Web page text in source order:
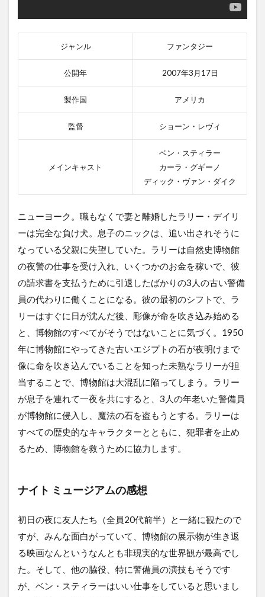
ジャンル ファンタジー
公開年 2007年3月17日
製作国 アメリカ
監督 ショーン・レヴィ
メインキャスト
ベン・スティラー
カーラ・グギーノ
ディック・ヴァン・ダイク
ニューヨーク。職もなくで妻と離婚したラリー・デイリ
ーは完全な負け犬。息子のニックは、追い出されそうに
なっている父親に失望していた。ラリーは自然史博物館
の夜警の仕事を受け入れ、いくつかのお金を稼いで、彼
の請求書を支払うために引退したばかりの3人の古い警備
員の代わりに働くことになる。彼の最初のシフトで、ラ
リーはすぐに日が沈んだ後、彫像が命を吹き込み始める
と、博物館のすべてがそうではないことに気づく。1950
年に博物館にやってきた古いエジプトの石が夜明けまで
像に命を吹き込んでいることを知った未熟なラリーが担
当することで、博物館は大混乱に陥ってしまう。ラリー
が息子を連れて一夜を共にすると、3人の年老いた警備員
が博物館に侵入し、魔法の石を盗もうとする。ラリーは
すべての歴史的なキャラクターとともに、犯罪者を止め
るため、博物館を救うために協力します。
ナイト ミュージアムの感想
初日の夜に友人たち（全員20代前半）と一緒に観たので
すが、みんな面白がっていて、博物館の展示物が生き返
る映画なんというなんとも非現実的な世界観が最高でし
た。そして、他の脇役、特に警備員の演技もそうです
が、ベン・スティラーはいい仕事をしていると思いまし